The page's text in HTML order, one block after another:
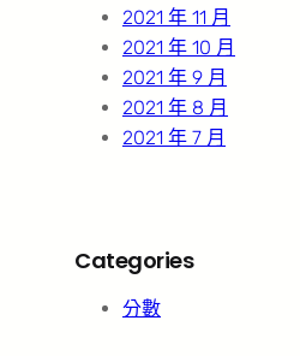
2021 年 11 月
2021 年 10 月
2021 年 9 月
2021 年 8 月
2021 年 7 月
Categories
分數